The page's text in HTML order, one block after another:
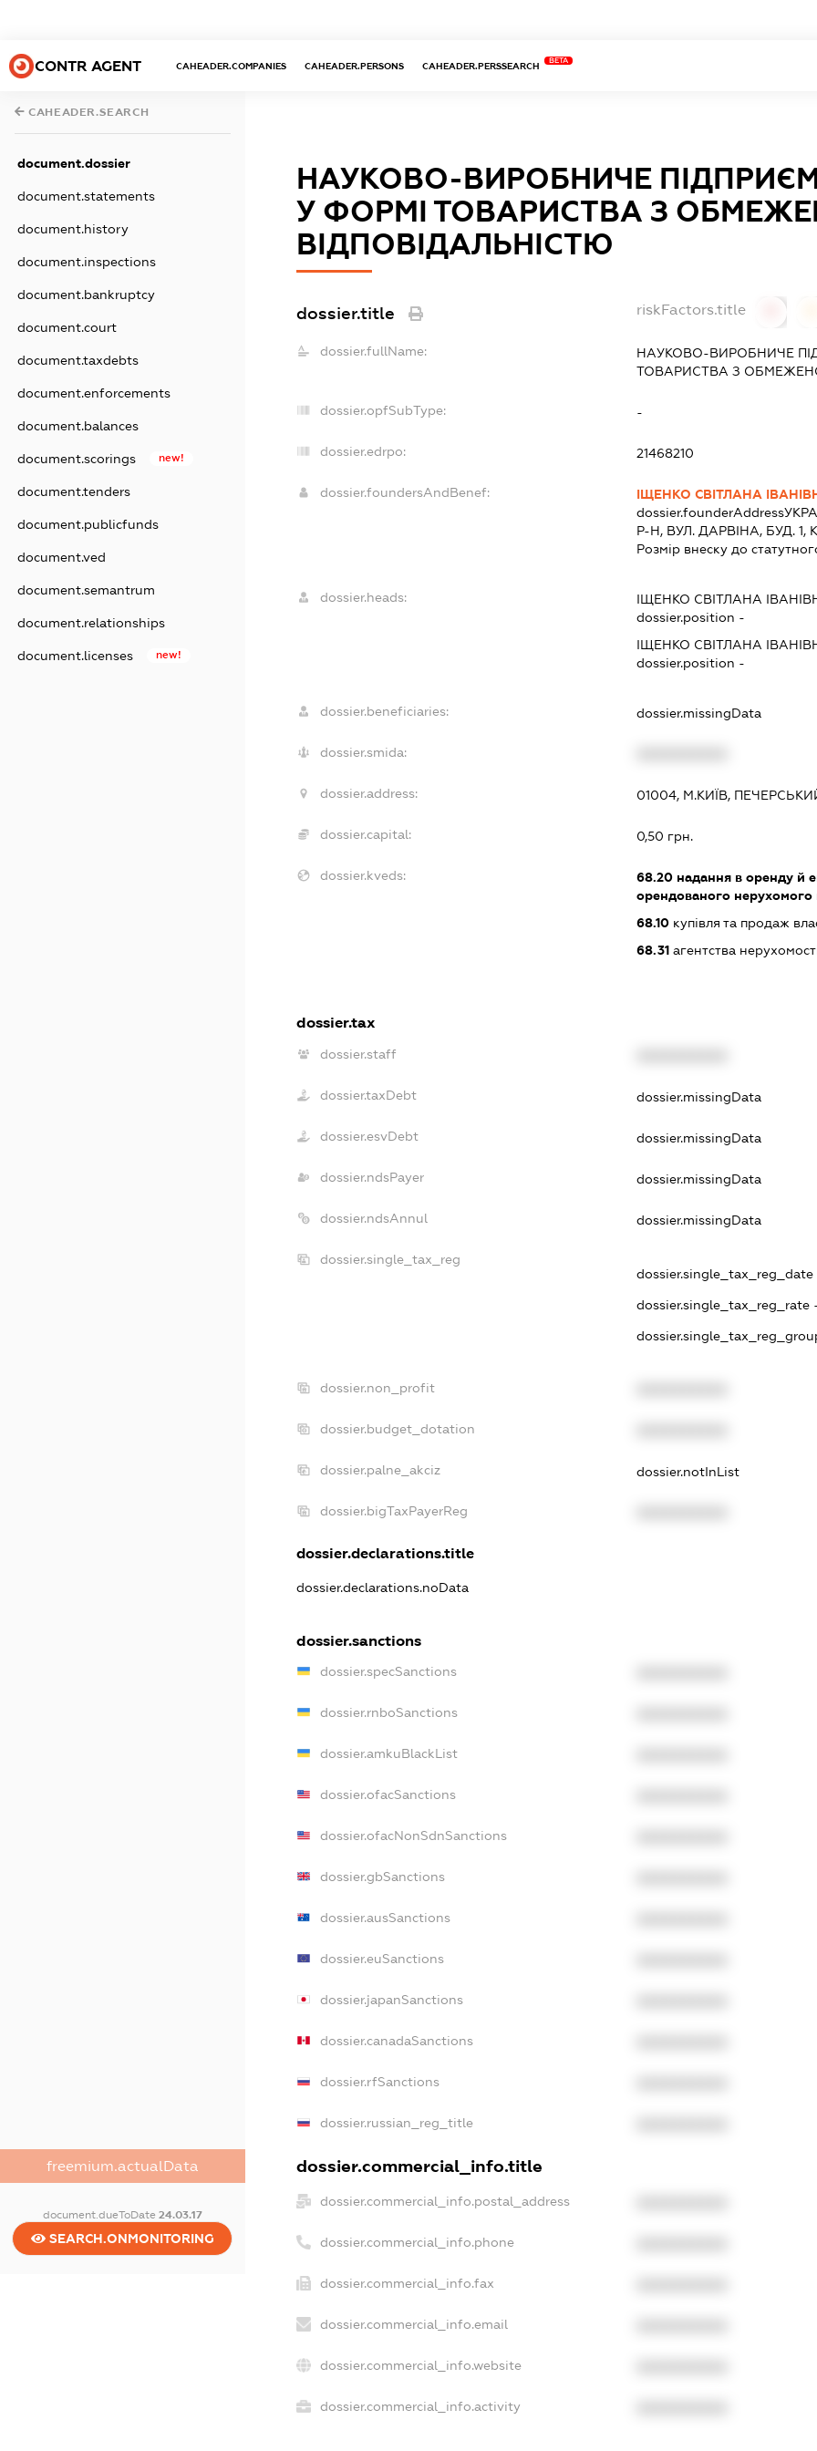
CONTR AGENT CAHEADER.COMPANIES CAHEADER.PERSONS CAHEADER.PERSSEARCH
BETA
CAHEADER.SEARCH
document.dossier
document.statements
document.history
document.inspections
document.bankruptcy
document.court
document.taxdebts
document.enforcements
document.balances
document.scorings new!
document.tenders
document.publicfunds
document.ved
document.semantrum
document.relationships
document.licenses new!
freemium.actualData
document.dueToDate 24.03.17
SEARCH.ONMONITORING
НАУКОВО-ВИРОБНИЧЕ
У ФОРМІ ТОВАРИСТВА З
ВІДПОВІДАЛЬНІСТЮ
dossier.title riskFactors.title
dossier.fullName:
НАУКОВО-ВИРОБНИЧЕ
ТОВАРИСТВА З
dossier.opfSubType: -
dossier.edrpo: 21468210
dossier.foundersAndBenef:
ІЩЕНКО СВІТЛАНА
dossier.founderAddress
Р-Н, ВУЛ. ДАРВІНА, БУД. 1,
Розмір внеску до
dossier.heads: ІЩЕНКО СВІТЛАНА
dossier.position -
ІЩЕНКО СВІТЛАНА
dossier.position -
dossier.beneficiaries: dossier.missingData
dossier.smida:
dossier.address: 01004, М.КИЇВ,
dossier.capital: 0,50 грн.
dossier.kveds: 68.20надання в оренду й
орендованого нерухомого
68.10купівля та продаж
68.31агентства
dossier.tax
dossier.staff
dossier.taxDebt dossier.missingData
dossier.esvDebt dossier.missingData
dossier.ndsPayer dossier.missingData
dossier.ndsAnnul dossier.missingData
dossier.single_tax_reg
dossier.single_tax_reg_date -
dossier.single_tax_reg_rate
dossier.non_profit
dossier.budget_dotation
dossier.palne_akciz dossier.notInList
dossier.bigTaxPayerReg
dossier.declarations.title
dossier.declarations.noData
dossier.sanctions
dossier.specSanctions
dossier.rnboSanctions
dossier.amkuBlackList
dossier.ofacSanctions
dossier.ofacNonSdnSanctions
dossier.gbSanctions
dossier.ausSanctions
dossier.euSanctions
dossier.japanSanctions
dossier.canadaSanctions
dossier.rfSanctions
dossier.russian_reg_title
dossier.commercial_info.title
dossier.commercial_info.postal_address
dossier.commercial_info.phone
dossier.commercial_info.fax
dossier.commercial_info.email
dossier.commercial_info.website
dossier.commercial_info.activity